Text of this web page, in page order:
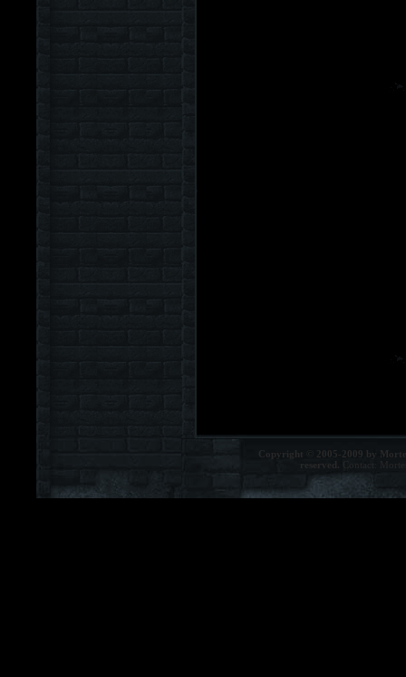
Copyright © 2005-2009 by
reserved. Contact: